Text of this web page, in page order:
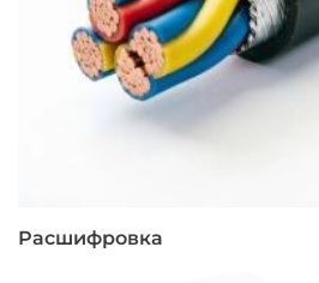
Расшифровка